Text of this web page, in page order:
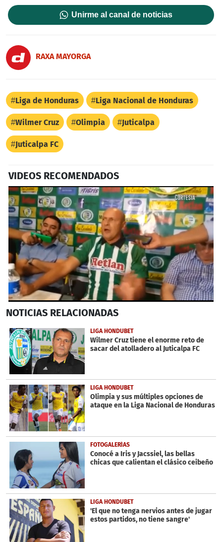
Unirme al canal de noticias
RAXA MAYORGA
Liga de Honduras Liga Nacional de Honduras
Wilmer Cruz Olimpia Juticalpa
Juticalpa FC
VIDEOS RECOMENDADOS
seconds
1
minute,
57
seconds
NOTICIAS RELACIONADAS
LIGA HONDUBET
Wilmer Cruz tiene el enorme reto de
sacar del atolladero al Juticalpa FC
LIGA HONDUBET
Olimpia y sus múltiples opciones de
ataque en la Liga Nacional de Honduras
FOTOGALERÍAS
Conocé a Iris y Jacssiel, las bellas
chicas que calientan el clásico ceibeño
LIGA HONDUBET
'El que no tenga nervios antes de jugar
estos partidos, no tiene sangre'